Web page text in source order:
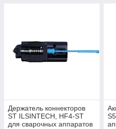
Держатель коннекторов
ST ILSINTECH, HF4-ST
для сварочных аппаратов